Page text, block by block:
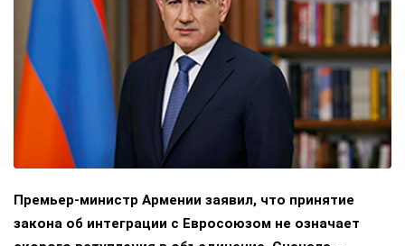
Премьер-министр Армении заявил, что принятие
закона об интеграции с Евросоюзом не означает